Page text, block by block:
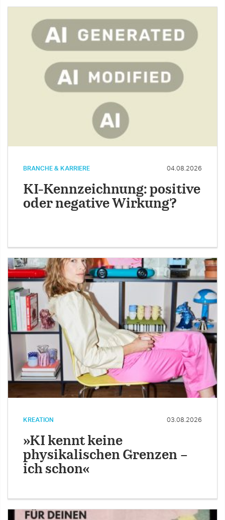
BRANCHE & KARRIERE 04.08.2026
KI-Kennzeichnung: positive
oder negative Wirkung?
KREATION 03.08.2026
»KI kennt keine
physikalischen Grenzen –
ich schon«